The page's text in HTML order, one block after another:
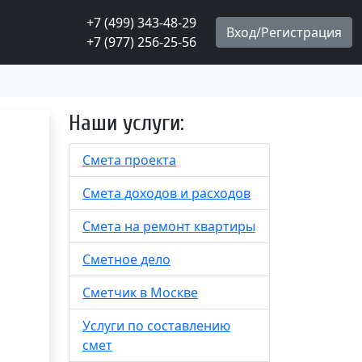
+7 (499) 343-48-29
+7 (977) 256-25-56
Наши услуги:
Смета проекта
Смета доходов и расходов
Смета на ремонт квартиры
Сметное дело
Сметчик в Москве
Услуги по составлению
смет